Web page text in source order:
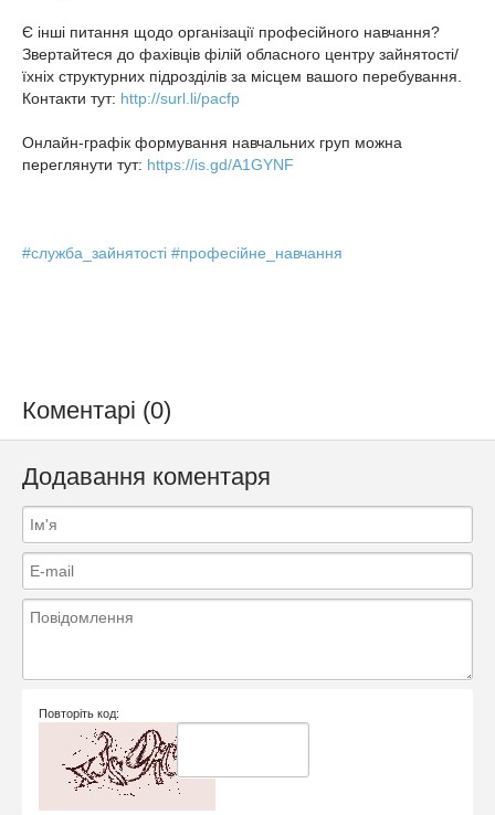
Є інші питання щодо організації професійного навчання?
Звертайтеся до фахівців філій обласного центру зайнятості/
їхніх структурних підрозділів за місцем вашого перебування.
Контакти тут: http://surl.li/pacfp
Онлайн-графік формування навчальних груп можна
переглянути тут: https://is.gd/A1GYNF
#служба_зайнятості #професійне_навчання
Коментарі (0)
Додавання коментаря
Повторіть код: